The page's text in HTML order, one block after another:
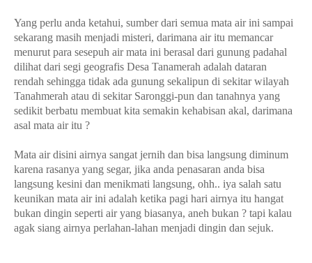
Yang perlu anda ketahui, sumber dari semua mata air ini sampai
sekarang masih menjadi misteri, darimana air itu memancar
menurut para sesepuh air mata ini berasal dari gunung padahal
dilihat dari segi geografis Desa Tanamerah adalah dataran
rendah sehingga tidak ada gunung sekalipun di sekitar wilayah
Tanahmerah atau di sekitar Saronggi-pun dan tanahnya yang
sedikit berbatu membuat kita semakin kehabisan akal, darimana
asal mata air itu ?
Mata air disini airnya sangat jernih dan bisa langsung diminum
karena rasanya yang segar, jika anda penasaran anda bisa
langsung kesini dan menikmati langsung, ohh.. iya salah satu
keunikan mata air ini adalah ketika pagi hari airnya itu hangat
bukan dingin seperti air yang biasanya, aneh bukan ? tapi kalau
agak siang airnya perlahan-lahan menjadi dingin dan sejuk.